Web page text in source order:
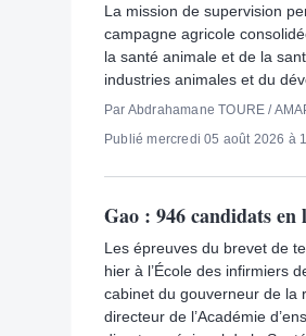
La mission de supervision
campagne agricole
la santé animale et de la
industries animales et du
Par Abdrahamane TOURE /
Publié mercredi 05 août 2026 à
Gao : 946 candidats en
Les épreuves du brevet de
hier à l’École des infirmiers
cabinet du gouverneur de la
directeur de l’Académie